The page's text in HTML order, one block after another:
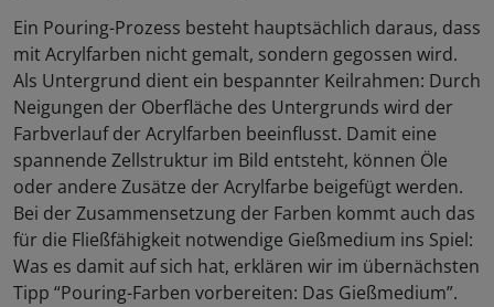
Ein Pouring-Prozess besteht hauptsächlich daraus, dass
mit Acrylfarben nicht gemalt, sondern gegossen wird.
Als Untergrund dient ein bespannter Keilrahmen: Durch
Neigungen der Oberfläche des Untergrunds wird der
Farbverlauf der Acrylfarben beeinflusst. Damit eine
spannende Zellstruktur im Bild entsteht, können Öle
oder andere Zusätze der Acrylfarbe beigefügt werden.
Bei der Zusammensetzung der Farben kommt auch das
für die Fließfähigkeit notwendige Gießmedium ins Spiel:
Was es damit auf sich hat, erklären wir im übernächsten
Tipp “Pouring-Farben vorbereiten: Das Gießmedium”.